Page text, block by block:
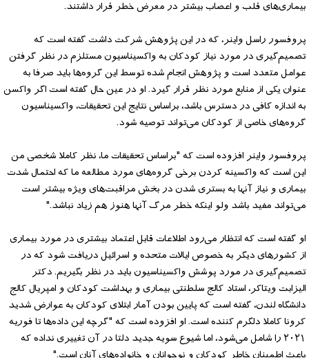
بیماری‌های قلب و اعصاب بیشتر در معرض خطر قرار داشتند.
پروفسور راسل واینر، که در این پژوهش شرکت داشت گفته است که
تصمیم‌گیری در مورد نیاز کودکان به واکسیناسیون مستلزم در نظر گرفتن
عوامل متعدد است و پژوهش انجام شده توسط این گروه‌ها باید صرفا به
عنوان یکی از منابع مورد نظر قرار گیرد. او در عین حال گفته است اگر واکسن
به اندازه کافی در دسترس باشد، براساس نتایج این تحقیقات، واکسیناسیون
گروه‌های خاصی از کودکان می‌تواند توصیه شود.
پروفسور واینر افزوده است که "براساس تحقیقات ما، نظر کاملا شخصی من
این است که واکسینه کردن برخی گروه‌های مورد مطالعه ما که احتمال شدت
بیماری و نیاز آنها به بستری شدن در بخش مراقبت‌های ویژه بیشتر است
می‌تواند مفید باشد ولو اینکه خطر مرگ آنها هنوز هم زیاد نباشد."
او گفته است که انتظار می‌رود اطلاعات قابل اعتماد بیشتری در مورد بیماری
از کشورهای دیگر به خصوص ایالات متحده و اسرائیل دریافت شود که در
تصمیم‌گیری در مورد پوشش واکسیناسیون باید در نظر بگیریم. دکتر
الیزابت ویتاکر، استاد کالج سلطنتی بیماری و بهداشت کودکان و امپریال کالج
دانشگاه لندن، گفته است که پایین بودن آمار ابتلای کودکان به عوارض شدید
کرونا کاملا دلگرم کننده است. او افزوده است که "گرچه این داده‌ها تا فوریه
۲۰۲۱ را شامل می‌شود، اما شیوع سویه جدید دلتا در آن تغییری نداده که